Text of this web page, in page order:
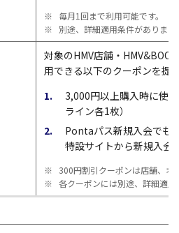
※
毎月1回まで利用可能です。
※
別途、詳細適用条件があります
対象のHMV店舗・
用できる以下のクーポンを提
1
3,000円以上購入時に使
ライン各1枚）
2
Pontaパス新規入会でも
特設サイトから新規入会
※
300円割引クーポンは店舗、オ
※ 各クーポンには別途、詳細適用